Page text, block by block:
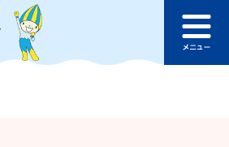
このページの本文へ
ュ